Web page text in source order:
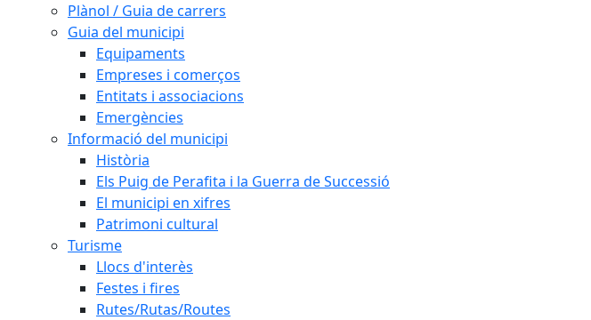
Plànol / Guia de carrers
Guia del municipi
Equipaments
Empreses i comerços
Entitats i associacions
Emergències
Informació del municipi
Història
Els Puig de Perafita i la Guerra de Successió
El municipi en xifres
Patrimoni cultural
Turisme
Llocs d'interès
Festes i fires
Rutes/Rutas/Routes